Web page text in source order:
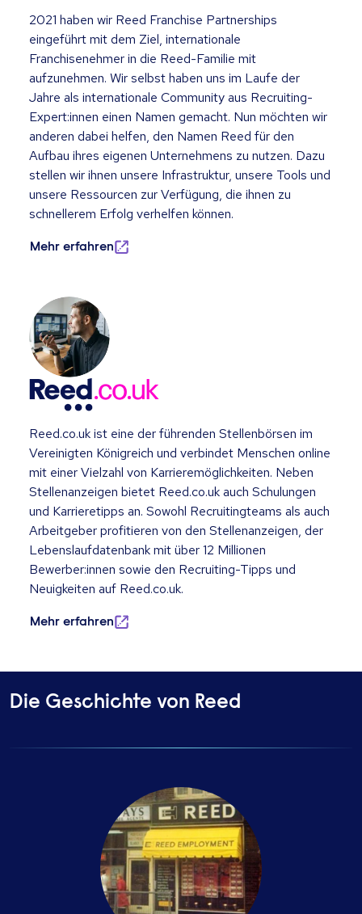
2021 haben wir Reed Franchise Partnerships
eingeführt mit dem Ziel, internationale
Franchisenehmer in die Reed-Familie mit
aufzunehmen. Wir selbst haben uns im Laufe der
Jahre als internationale Community aus Recruiting-
Expert:innen einen Namen gemacht. Nun möchten wir
anderen dabei helfen, den Namen Reed für den
Aufbau ihres eigenen Unternehmens zu nutzen. Dazu
stellen wir ihnen unsere Infrastruktur, unsere Tools und
unsere Ressourcen zur Verfügung, die ihnen zu
schnellerem Erfolg verhelfen können.
Mehr erfahren
Reed.co.uk ist eine der führenden Stellenbörsen im
Vereinigten Königreich und verbindet Menschen online
mit einer Vielzahl von Karrieremöglichkeiten. Neben
Stellenanzeigen bietet Reed.co.uk auch Schulungen
und Karrieretipps an. Sowohl Recruitingteams als auch
Arbeitgeber profitieren von den Stellenanzeigen, der
Lebenslaufdatenbank mit über 12 Millionen
Bewerber:innen sowie den Recruiting-Tipps und
Neuigkeiten auf Reed.co.uk.
Mehr erfahren
Die Geschichte von Reed